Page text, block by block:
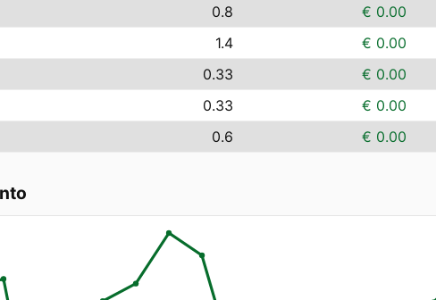
0.8 € 0.00
1.4 € 0.00
0.33 € 0.00
0.33 € 0.00
0.6 € 0.00